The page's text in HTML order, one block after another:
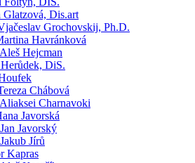
Glatzová, Dis.art
Grochovskij, Ph.D.
Havránková
Hejcman
DiS.
Chábová
Charnavoki
Javorská
Javorský
Jírů
Kapras